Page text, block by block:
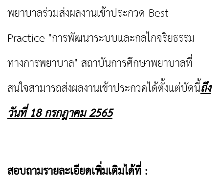
พยาบาลร่วมส่งผลงานเข้าประกวด Best
Practice "การพัฒนาระบบและกลไกจริยธรรม
ทางการพยาบาล" สถาบันการศึกษาพยาบาลที่
สนใจสามารถส่งผลงานเข้าประกวดได้ตั้งแต่บัดนี้ถึง
วันที่18 กรกฎาคม 2565
สอบถามรายละเอียดเพิ่มเติมได้ที่ :